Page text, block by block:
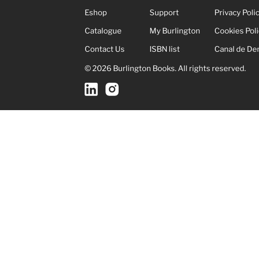
Eshop
Catalogue
Contact Us
Support
My Burlington
ISBN list
Privacy
Cookies
Canal de
© 2026 Burlington Books. All rights reserved.